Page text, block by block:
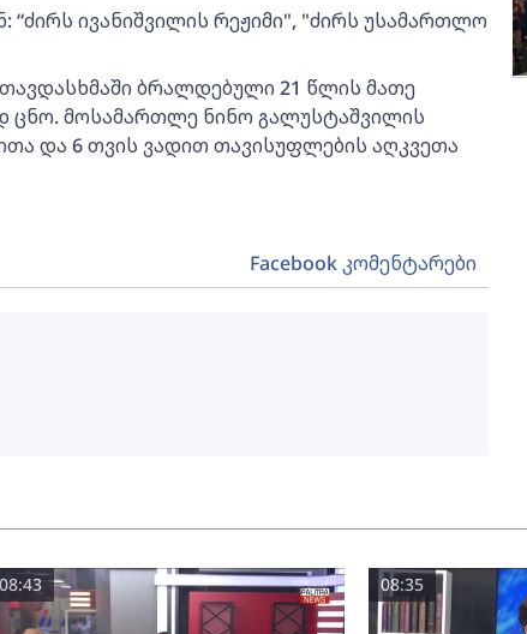
“ძირს ივანიშვილის რეჟიმი", "ძირს უსამართლო
ბრალდებული 21 წლის მათე
ცნო. მოსამართლე ნინო გალუსტაშვილის
და 6 თვის ვადით თავისუფლების აღკვეთა
08:43 08:35
Facebook კომენტარები